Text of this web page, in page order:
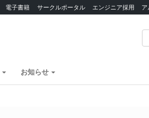
電子書籍 サークルポータル エンジニア採用
お知らせ